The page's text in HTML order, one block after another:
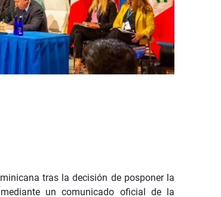
tras la decisión de posponer la
un comunicado oficial de la